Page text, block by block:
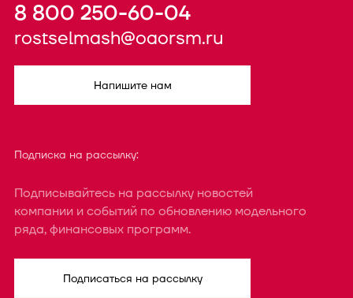
8 800 250-60-04
rostselmash@oaorsm.ru
Напишите нам
Подписка на рассылку:
Подписывайтесь на рассылку новостей
компании и событий по обновлению модельного
ряда, финансовых программ.
Подписаться на рассылку